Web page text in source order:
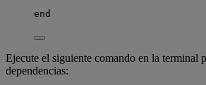
end
Ejecute el siguiente comando en la terminal
dependencias: